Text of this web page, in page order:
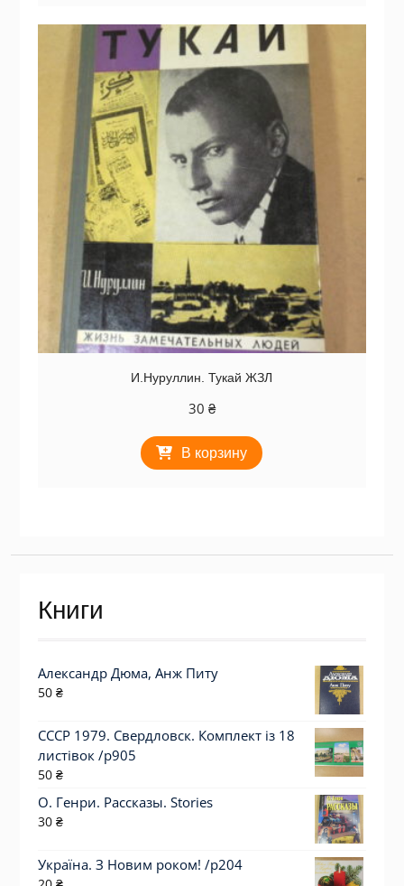
И.Нуруллин. Тукай ЖЗЛ
30 ₴
В корзину
Книги
Александр Дюма, Анж Питу
50 ₴
СССР 1979. Свердловск. Комплект із 18
листівок /р905
50 ₴
О. Генри. Рассказы. Stories
30 ₴
Україна. З Новим роком! /р204